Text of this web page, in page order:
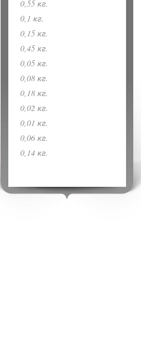
0,55 кг.
0,1 кг.
0,15 кг.
0,45 кг.
0,05 кг.
0,08 кг.
0,18 кг.
0,02 кг.
0,01 кг.
0,06 кг.
0,14 кг.